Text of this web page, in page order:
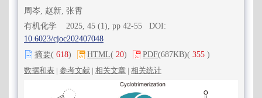
周岑, 赵新, 张霄
有机化学 2025, 45 (1), pp 42-55 DOI:
10.6023/cjoc202407048
摘要( 618) HTML( 20) PDF(687KB)( 355 )
数据和表 | 参考文献 | 相关文章 | 相关统计